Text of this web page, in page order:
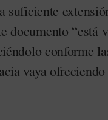
suficiente
documento “está
conforme
vaya ofreciendo